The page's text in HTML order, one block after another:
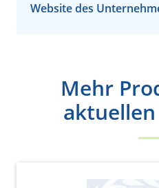
Website des
Mehr